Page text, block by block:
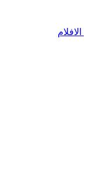
الافلام